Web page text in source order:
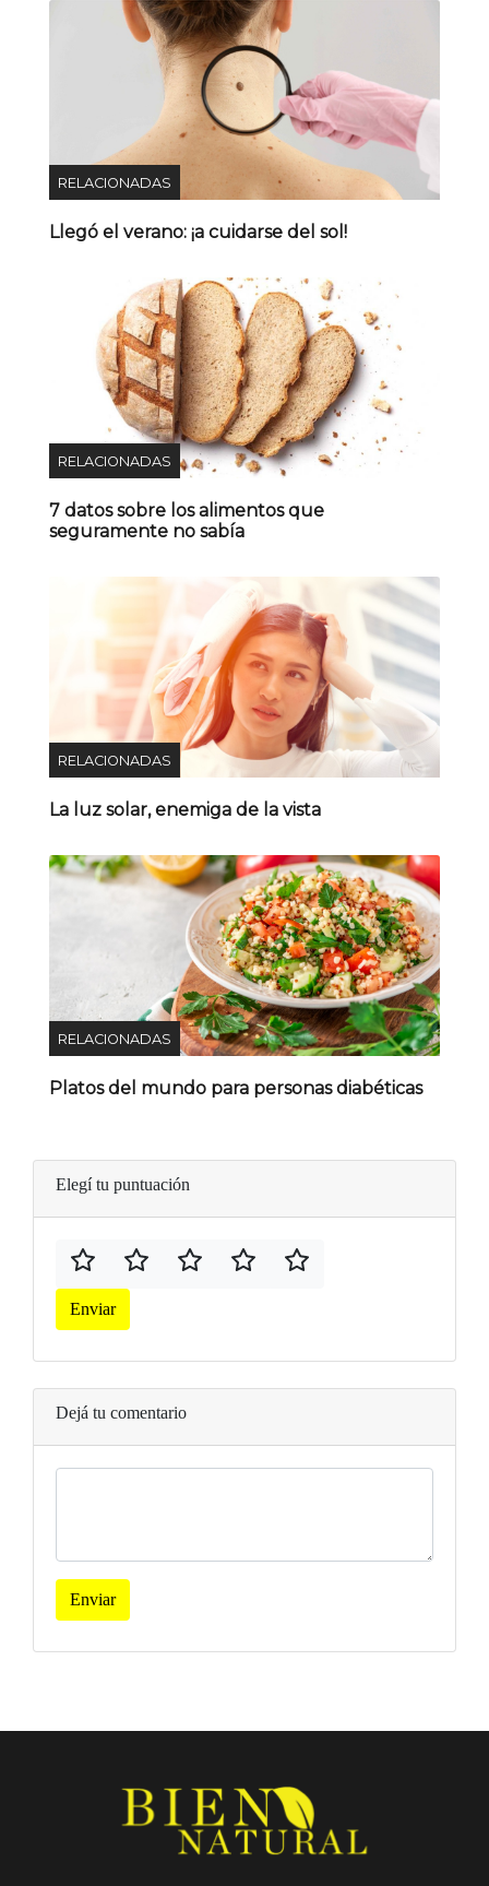
RELACIONADAS
Llegó el verano: ¡a cuidarse del sol!
RELACIONADAS
7 datos sobre los alimentos que
seguramente no sabía
RELACIONADAS
La luz solar, enemiga de la vista
RELACIONADAS
Platos del mundo para personas diabéticas
Elegí tu puntuación
Enviar
Dejá tu comentario
Enviar